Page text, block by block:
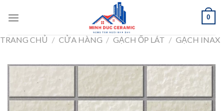
0
TRANG CHỦ / CỬA HÀNG / GẠCH ỐP LÁT / GẠCH INAX